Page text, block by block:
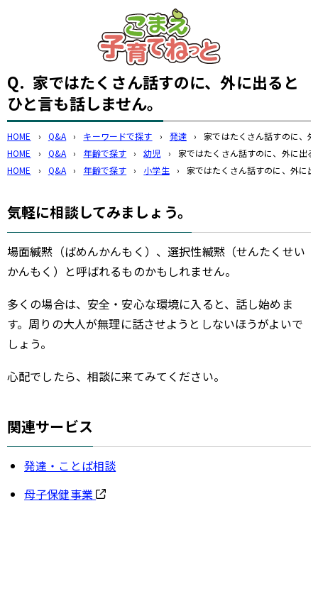
このページの本文へ
Q. 家ではたくさん話すのに、外に出ると
ひと言も話しません。
HOME › Q&A › キーワードで探す › 発達 ›
家ではたくさん話すのに、
HOME
› Q&A › 年齢で探す › 幼児 ›
家ではたくさん話すのに、外に出
HOME
› Q&A › 年齢で探す › 小学生 › 家ではたくさん話すのに、外に
気軽に相談してみましょう。
場面緘黙（ばめんかんもく）、選択性緘黙（せんたくせい
かんもく）と呼ばれるものかもしれません。
多くの場合は、安全・安心な環境に入ると、話し始めま
す。周りの大人が無理に話させようとしないほうがよいで
しょう。
心配でしたら、相談に来てみてください。
関連サービス
発達・ことば相談
母子保健事業